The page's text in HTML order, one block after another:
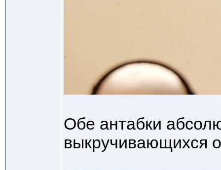
Обе антабки
выкручивающихся